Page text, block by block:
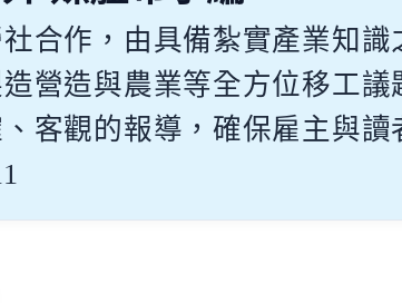
合作，由具備紮實產業知
營造與農業等全方位移工
客觀的報導，確保雇主與讀